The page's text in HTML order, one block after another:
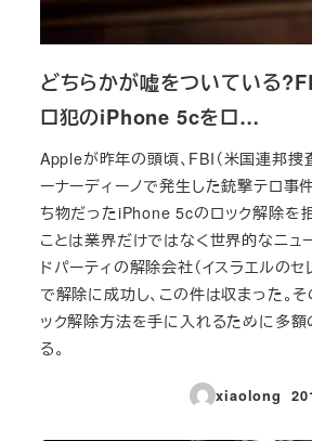
どちらかが嘘をついている
ロ犯のiPhone 5cをロ…
Appleが昨年の頭頃、FBI（米国連邦捜
ーナーディーノで発生した銃撃テロ事
ち物だったiPhone 5cのロック解除を
ことは業界だけではなく世界的なニュ
ドパーティの解除会社（イスラエルのセ
で解除に成功し、この件は収まった。
ック解除方法を手に入れるために多
る。
xiaolong
投